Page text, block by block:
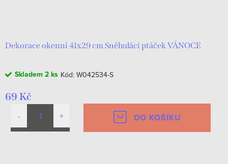
Dekorace okenní 41x29 cm Sněhuláci ptáček VÁNOCE
Skladem 2 ks Kód: W042534-S
69 Kč
DO KOŠÍKU